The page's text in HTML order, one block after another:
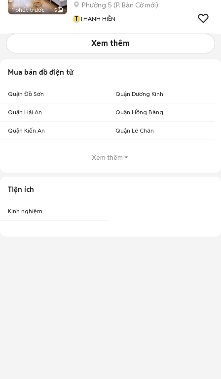
1 phút trước 5
Phường 5 (P. Bàn Cờmới)
T THANH HIỀN
Xem thêm
Mua bán đồ điện tử
Quận Đồ Sơn Quận Dương Kinh
Quận Hải An Quận Hồng Bàng
Quận Kiến An Quận Lê Chân
Xem thêm
Tiện ích
Kinh nghiệm